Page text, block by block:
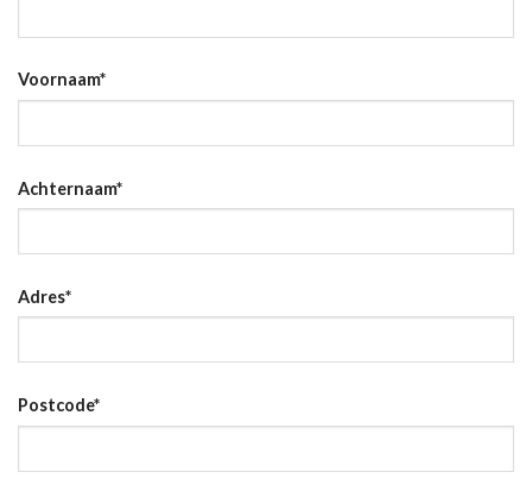
Voornaam*
Achternaam*
Adres*
Postcode*